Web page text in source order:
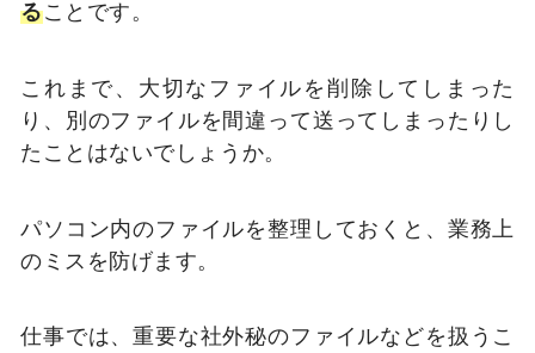
ることです。
これまで、大切なファイルを削除してしまった
り、別のファイルを間違って送ってしまったりし
たことはないでしょうか。
パソコン内のファイルを整理しておくと、業務上
のミスを防げます。
仕事では、重要な社外秘のファイルなどを扱うこ